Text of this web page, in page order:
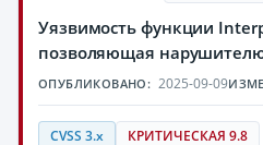
Уязвимость функции
позволяющая
ОПУБЛИКОВАНО: 2025-09-09
CVSS 3.x КРИТИЧЕСКАЯ 9.8